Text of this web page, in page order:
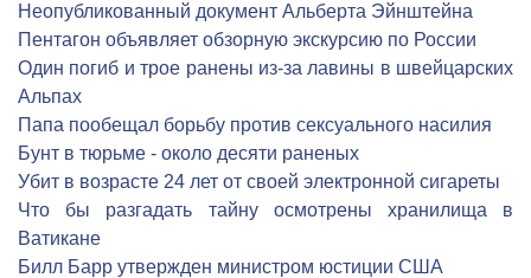
Неопубликованный документ Альберта Эйнштейна
Пентагон объявляет обзорную экскурсию по России
Один погиб и трое ранены из-за лавины в швейцарских
Альпах
Папа пообещал борьбу против сексуального насилия
Бунт в тюрьме - около десяти раненых
Убит в возрасте 24 лет от своей электронной сигареты
Что бы разгадать тайну осмотрены хранилища в
Ватикане
Билл Барр утвержден министром юстиции США